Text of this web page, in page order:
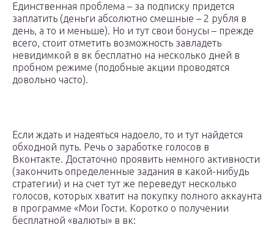
Единственная проблема – за подписку придется
заплатить (деньги абсолютно смешные – 2 рубля в
день, а то и меньше). Но и тут свои бонусы – прежде
всего, стоит отметить возможность завладеть
невидимкой в вк бесплатно на несколько дней в
пробном режиме (подобные акции проводятся
довольно часто).
Если ждать и надеяться надоело, то и тут найдется
обходной путь. Речь о заработке голосов в
Вконтакте. Достаточно проявить немного активности
(закончить определенные задания в какой-нибудь
стратегии) и на счет тут же переведут несколько
голосов, которых хватит на покупку полного аккаунта
в программе «Мои Гости. Коротко о получении
бесплатной «валюты» в вк: